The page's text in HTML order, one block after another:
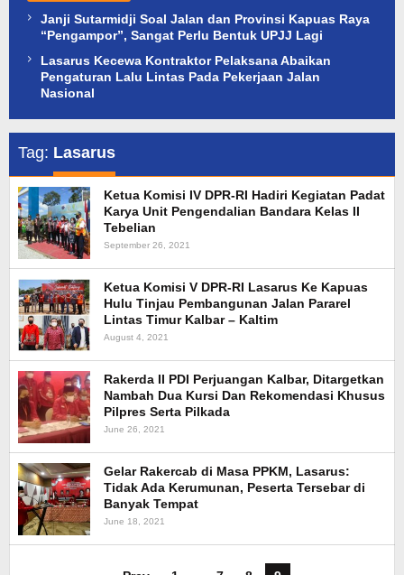
Janji Sutarmidji Soal Jalan dan Provinsi Kapuas Raya
“Pengampor”, Sangat Perlu Bentuk UPJJ Lagi
Lasarus Kecewa Kontraktor Pelaksana Abaikan
Pengaturan Lalu Lintas Pada Pekerjaan Jalan
Nasional
Tag: Lasarus
Ketua Komisi IV DPR-RI Hadiri Kegiatan Padat
Karya Unit Pengendalian Bandara Kelas II
Tebelian
September 26, 2021
Ketua Komisi V DPR-RI Lasarus Ke Kapuas
Hulu Tinjau Pembangunan Jalan Pararel
Lintas Timur Kalbar – Kaltim
August 4, 2021
Rakerda II PDI Perjuangan Kalbar, Ditargetkan
Nambah Dua Kursi Dan Rekomendasi Khusus
Pilpres Serta Pilkada
June 26, 2021
Gelar Rakercab di Masa PPKM, Lasarus:
Tidak Ada Kerumunan, Peserta Tersebar di
Banyak Tempat
June 18, 2021